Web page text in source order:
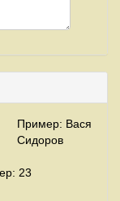
Пример: Вася
Сидоров
23